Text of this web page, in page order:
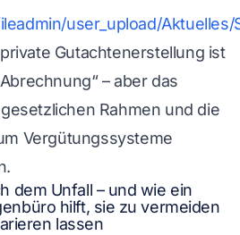
user_upload/Aktuelles/
Gutachtenerstellung ist
– aber das
Rahmen und die
Vergütungssysteme
dem Unfall – und wie ein
hilft, sie zu vermeiden
lassen